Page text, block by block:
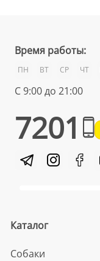
Время работы:
ПН ВТ СР ЧТ
С 9:00 до 21:00
7201
Каталог
Собаки